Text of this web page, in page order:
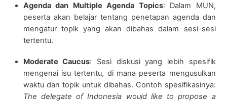
Agenda dan Multiple Agenda Topics: Dalam MUN,
peserta akan belajar tentang penetapan agenda dan
mengatur topik yang akan dibahas dalam sesi-sesi
tertentu.
Moderate Caucus: Sesi diskusi yang lebih spesifik
mengenai isu tertentu, di mana peserta mengusulkan
waktu dan topik untuk dibahas. Contoh spesifikasinya:
The delegate of Indonesia would like to propose a